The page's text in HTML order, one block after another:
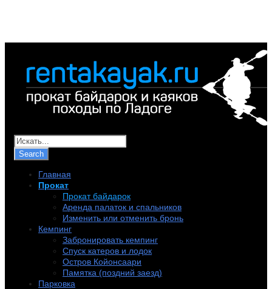
Главная
Прокат
Прокат байдарок
Аренда палаток и спальников
Изменить или отменить бронь
Кемпинг
Забронировать кемпинг
Спуск катеров и лодок
Остров Койонсаари
Памятка (поздний заезд)
Парковка